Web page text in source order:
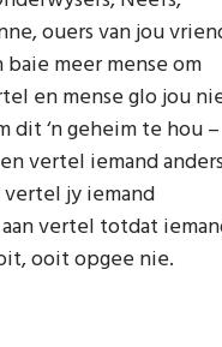
ouers van jou
meer mense om
en mense glo jou
dit ‘n geheim te hou –
en vertel iemand
jy iemand
vertel totdat
ooit opgee nie.